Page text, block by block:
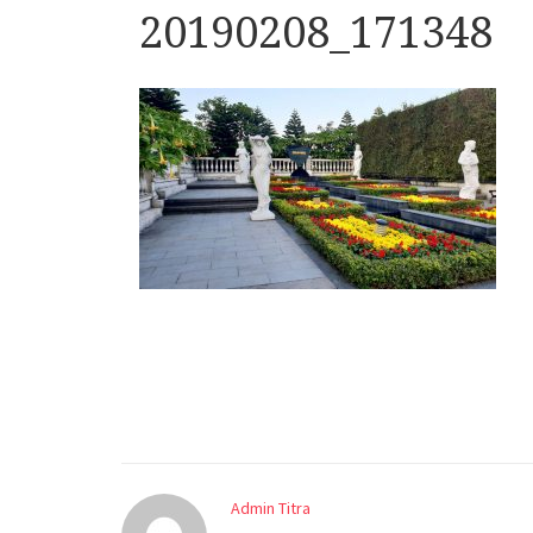
20190208_171348
Admin Titra